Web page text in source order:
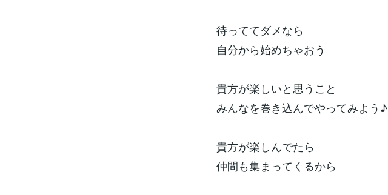
待っててダメなら
自分から始めちゃおう
貴方が楽しいと思うこと
みんなを巻き込んでやってみよう♪
貴方が楽しんでたら
仲間も集まってくるから